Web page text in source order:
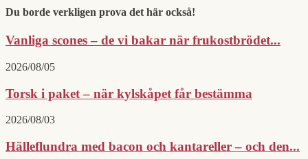
Du borde verkligen prova det här också!
Vanliga scones – de vi bakar när frukostbrödet...
2026/08/05
Torsk i paket – när kylskåpet får bestämma
2026/08/03
Hälleflundra med bacon och kantareller – och den...